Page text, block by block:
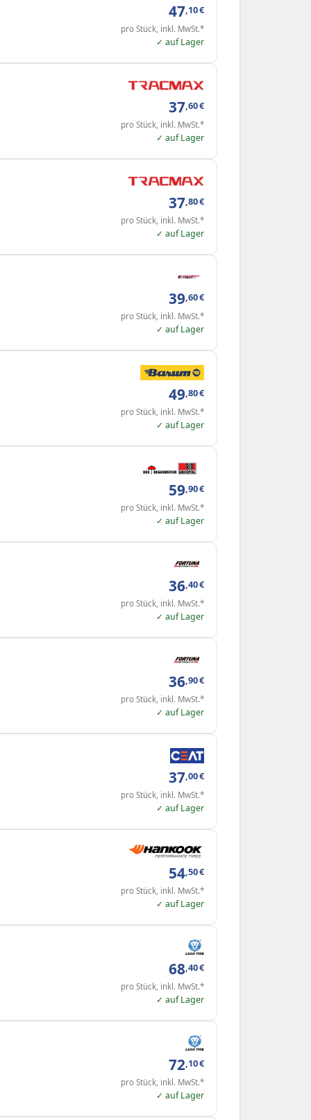
47,10€
pro Stück, inkl. MwSt.*
✓ auf Lager
37,60€
pro Stück, inkl. MwSt.*
✓ auf Lager
37,80€
pro Stück, inkl. MwSt.*
✓ auf Lager
39,60€
pro Stück, inkl. MwSt.*
✓ auf Lager
49,80€
pro Stück, inkl. MwSt.*
✓ auf Lager
59,90€
pro Stück, inkl. MwSt.*
✓ auf Lager
36,40€
pro Stück, inkl. MwSt.*
✓ auf Lager
36,90€
pro Stück, inkl. MwSt.*
✓ auf Lager
37,00€
pro Stück, inkl. MwSt.*
✓ auf Lager
54,50€
pro Stück, inkl. MwSt.*
✓ auf Lager
68,40€
pro Stück, inkl. MwSt.*
✓ auf Lager
72,10€
pro Stück, inkl. MwSt.*
✓ auf Lager